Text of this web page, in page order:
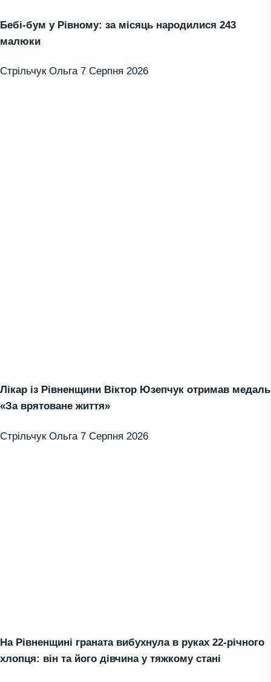
Бебі-бум у Рівному: за місяць народилися 243
малюки
Стрільчук Ольга 7 Серпня 2026
Лікар із Рівненщини Віктор Юзепчук отримав медаль
«За врятоване життя»
Стрільчук Ольга 7 Серпня 2026
На Рівненщині граната вибухнула в руках 22-річного
хлопця: він та його дівчина у тяжкому стані